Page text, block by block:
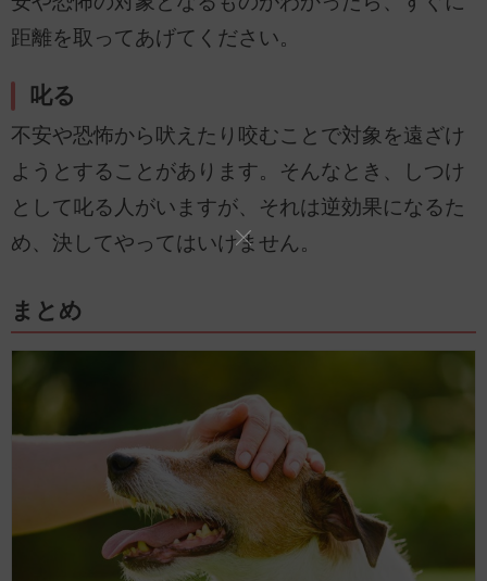
距離を取ってあげてください。
叱る
不安や恐怖から吠えたり咬むことで対象を遠ざけ
ようとすることがあります。そんなとき、しつけ
として叱る人がいますが、それは逆効果になるた
め、決してやってはいけません。
まとめ